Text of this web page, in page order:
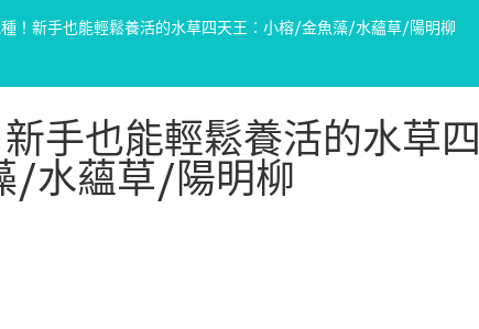
！新手也能輕鬆養活的水草四天王：小榕/金魚藻/水蘊草/陽明柳
手也能輕鬆養活的水草四
/水蘊草/陽明柳